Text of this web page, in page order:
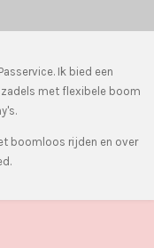
Ik bied een
met flexibele boom
boomloos rijden en over